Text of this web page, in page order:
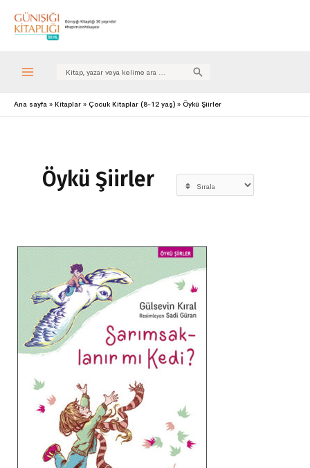
Search
Ana sayfa Kitaplar Çocuk Kitaplar (8-12 yaş) Öykü Şiirler
Öykü Şiirler